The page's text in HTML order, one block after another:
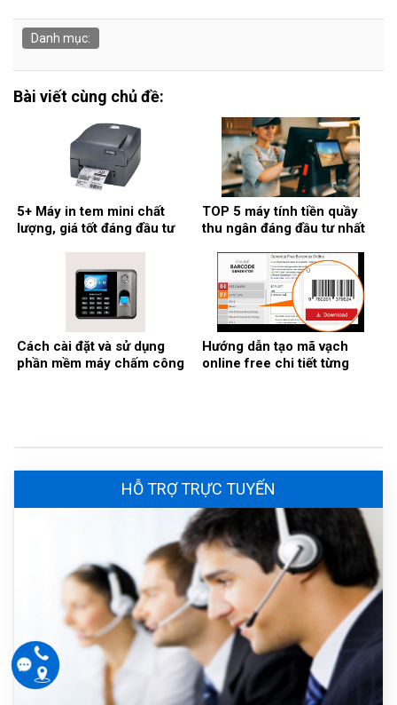
HỖ TRỢ TRỰC TUYẾN
Danh mục:
Bài viết cùng chủ đề:
5+ Máy in tem mini chất
lượng, giá tốt đáng đầu tư
TOP 5 máy tính tiền quầy
thu ngân đáng đầu tư nhất
Cách cài đặt và sử dụng
phần mềm máy chấm công
Hướng dẫn tạo mã vạch
online free chi tiết từng